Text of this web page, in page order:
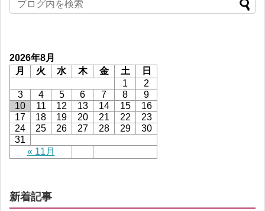
2026年8月
月
火 水 木 金 土 日
« 11月
1
2
3
4 5 6 7 8
9
10
11 12 13 14 15
16
17
18 19 20 21 22
23
24
25 26 27 28 29
30
31
新着記事